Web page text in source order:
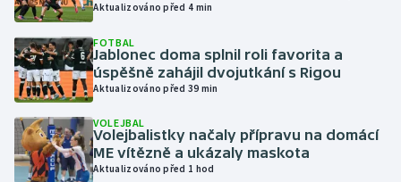
Házená
Jezdectví
Judo
Krasobruslení
Aktualizováno před 4 min
FOTBAL
Jablonec doma splnil roli favorita a
úspěšně zahájil dvojutkání s Rigou
Aktualizováno před 39 min
VOLEJBAL
Volejbalistky načaly přípravu na domácí
ME vítězně a ukázaly maskota
Aktualizováno před 1 hod